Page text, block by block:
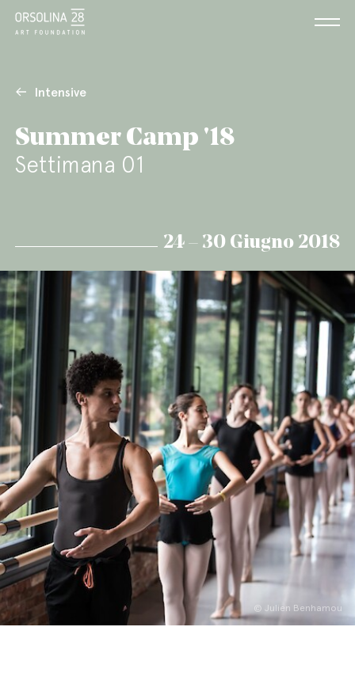
EnglishItaliano
Intensive
Summer Camp '18
Settimana 01
24 – 30 Giugno 2018
© Julien Benhamou